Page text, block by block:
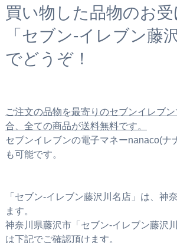
買い物した品物のお
「セブン‐イレブン藤
でどうぞ！
ご注文の品物を最寄りのセブンイレブ
合、全ての商品が送料無料です。
セブンイレブンの電子マネーnanaco(ナ
も可能です。
「セブン‐イレブン藤沢川名店」は、神
ます。
神奈川県藤沢市「セブン‐イレブン藤沢
は下記でご確認頂けます。